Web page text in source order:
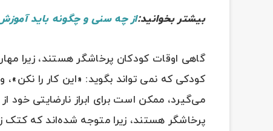
بیشتر بخوانید:از چه سنی و چگونه باید
گاهی اوقات کودکان پرخاشگر هستند، زیرا
کودکی که نمی تواند بگوید: «این کار را
می‌گیرد، ممکن است برای ابراز نارضایتی خود
پرخاشگر هستند، زیرا متوجه شده‌اند که کتک